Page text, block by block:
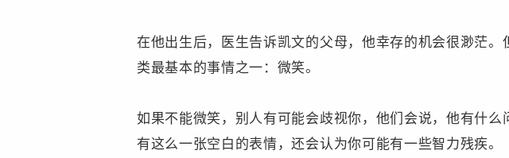
在他出生后，医生告诉凯文的父母，他幸存的机会很渺茫
类最基本的事情之一：微笑。
如果不能微笑，别人有可能会歧视你，他们会说，他有什
有这么一张空白的表情，还会认为你可能有一些智力残疾。